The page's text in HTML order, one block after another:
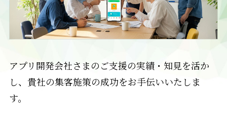
アプリ開発会社さまのご支援の実績・知見を活か
し、貴社の集客施策の成功をお手伝いいたしま
す。